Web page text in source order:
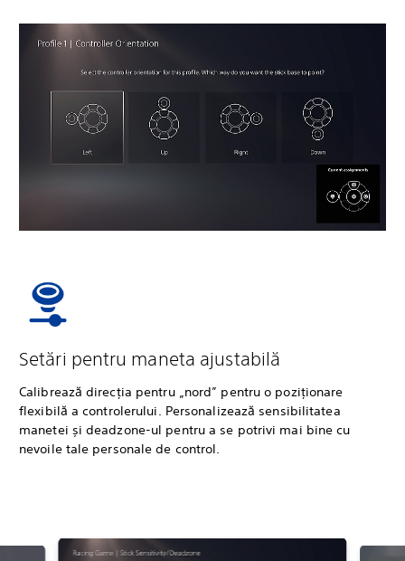
Setări pentru maneta ajustabilă
Calibrează direcția pentru „nord” pentru o poziționare
flexibilă a controlerului. Personalizează sensibilitatea
manetei și deadzone-ul pentru a se potrivi mai bine cu
nevoile tale personale de control.